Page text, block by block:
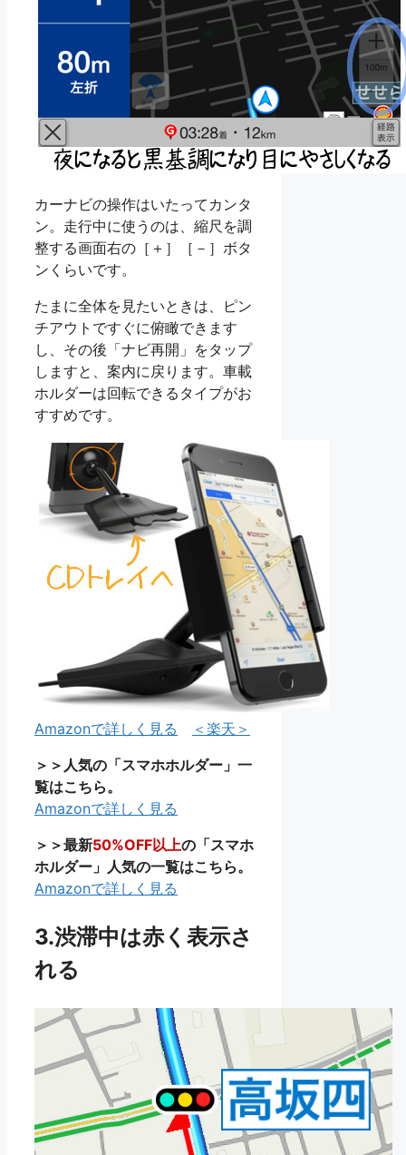
カーナビの操作はいたってカンタ
ン。走行中に使うのは、縮尺を調
整する画面右の［＋］［－］ボタ
ンくらいです。
たまに全体を見たいときは、ピン
チアウトですぐに俯瞰できます
し、その後「ナビ再開」をタップ
しますと、案内に戻ります。車載
ホルダーは回転できるタイプがお
すすめです。
Amazonで詳しく見る
＜楽天＞
＞＞人気の「スマホホルダー」一
覧はこちら。
Amazonで詳しく見る
＞＞最新50%OFF以上の「スマホ
ホルダー」人気の一覧はこちら。
Amazonで詳しく見る
3.渋滞中は赤く表示さ
れる